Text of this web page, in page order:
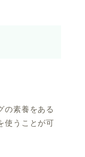
の素養をある
使うことが可